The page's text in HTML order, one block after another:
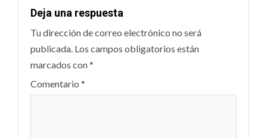
Deja una respuesta
Tu dirección de correo electrónico no será
publicada. Los campos obligatorios están
marcados con*
Comentario *